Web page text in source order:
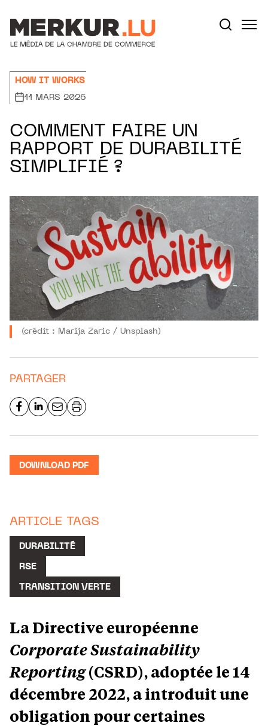
HOW IT WORKS
11 MARS 2026
COMMENT FAIRE UN
RAPPORT DE DURABILITÉ
SIMPLIFIÉ ?
(crédit : Marija Zaric / Unsplash)
PARTAGER
DOWNLOAD PDF
ARTICLE TAGS
DURABILITÉ
RSE
TRANSITION VERTE
La Directive européenne
Corporate Sustainability
Reporting(CSRD), adoptée le 14
décembre 2022, a introduit une
obligation pour certaines